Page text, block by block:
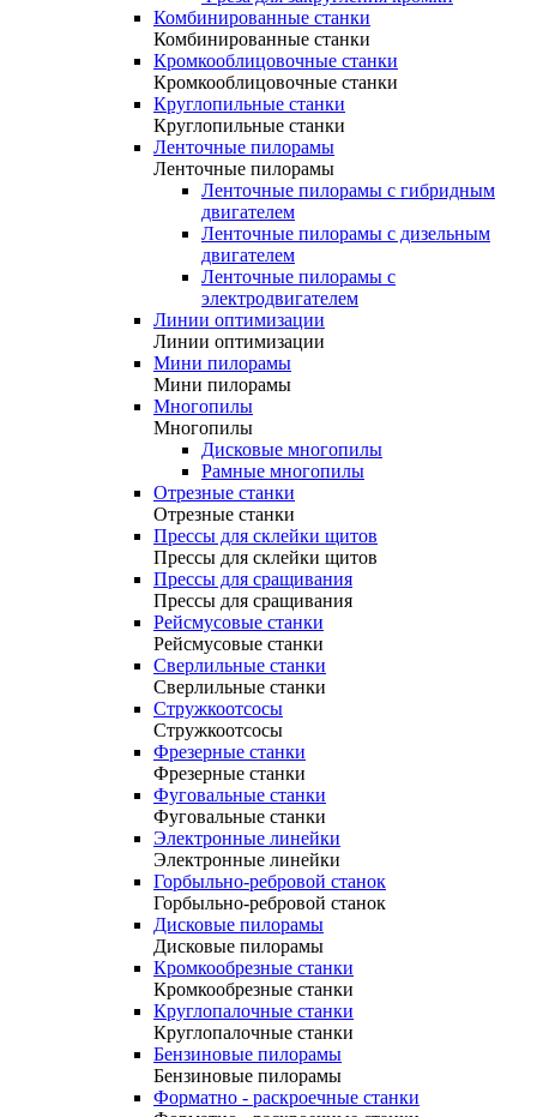
Комбинированные станки
Комбинированные станки
Кромкооблицовочные станки
Кромкооблицовочные станки
Круглопильные станки
Круглопильные станки
Ленточные пилорамы
Ленточные пилорамы
Ленточные пилорамы с гибридным
двигателем
Ленточные пилорамы с дизельным
двигателем
Ленточные пилорамы с
электродвигателем
Линии оптимизации
Линии оптимизации
Мини пилорамы
Мини пилорамы
Многопилы
Многопилы
Дисковые многопилы
Рамные многопилы
Отрезные станки
Отрезные станки
Прессы для склейки щитов
Прессы для склейки щитов
Прессы для сращивания
Прессы для сращивания
Рейсмусовые станки
Рейсмусовые станки
Сверлильные станки
Сверлильные станки
Стружкоотсосы
Стружкоотсосы
Фрезерные станки
Фрезерные станки
Фуговальные станки
Фуговальные станки
Электронные линейки
Электронные линейки
Горбыльно-ребровой станок
Горбыльно-ребровой станок
Дисковые пилорамы
Дисковые пилорамы
Кромкообрезные станки
Кромкообрезные станки
Круглопалочные станки
Круглопалочные станки
Бензиновые пилорамы
Бензиновые пилорамы
Форматно - раскроечные станки